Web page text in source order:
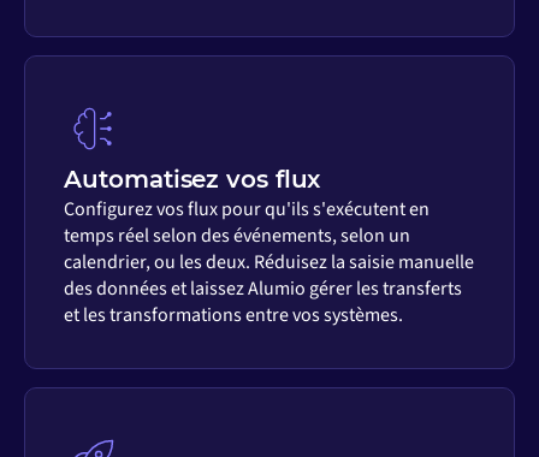
Automatisez vos flux
Configurez vos flux pour qu'ils s'exécutent en
temps réel selon des événements, selon un
calendrier, ou les deux. Réduisez la saisie manuelle
des données et laissez Alumio gérer les transferts
et les transformations entre vos systèmes.